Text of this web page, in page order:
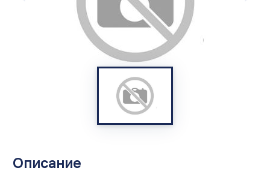
Описание